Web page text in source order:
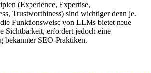
(Experience, Expertise,
Trustworthiness) sind wichtiger denn je.
Funktionsweise von LLMs bietet neue
Sichtbarkeit, erfordert jedoch eine
bekannter SEO-Praktiken.